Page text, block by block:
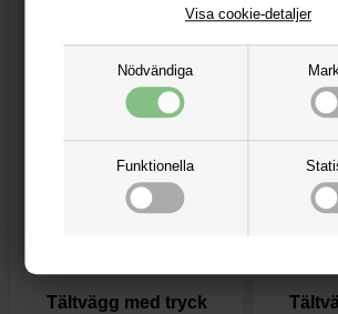
Nödvändiga
Funktionella
Visa cookie-detaljer
Tältvägg med tryck